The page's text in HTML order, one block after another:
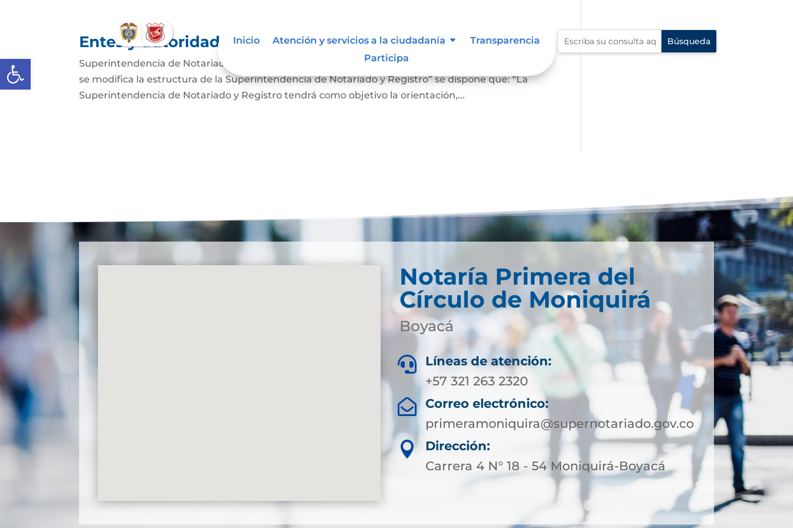
Abrir barra de herramientas
Inicio Atención y servicios a la ciudadanía
Transparencia
Participa
Entes y autoridades que lo vigilan
Superintendencia de Notariado y Registro En el Artículo 4 del Decreto 2723 de 2014, “Por el cual
se modifica la estructura de la Superintendencia de Notariado y Registro” se dispone que: “La
Superintendencia de Notariado y Registro tendrá como objetivo la orientación,...
Notaría Primera del
Círculo de Moniquirá
Boyacá

Líneas de atención:
+57 321 263 2320

Correo electrónico:
primeramoniquira@supernotariado.gov.co

Dirección:
Carrera 4 N° 18 - 54 Moniquirá-Boyacá